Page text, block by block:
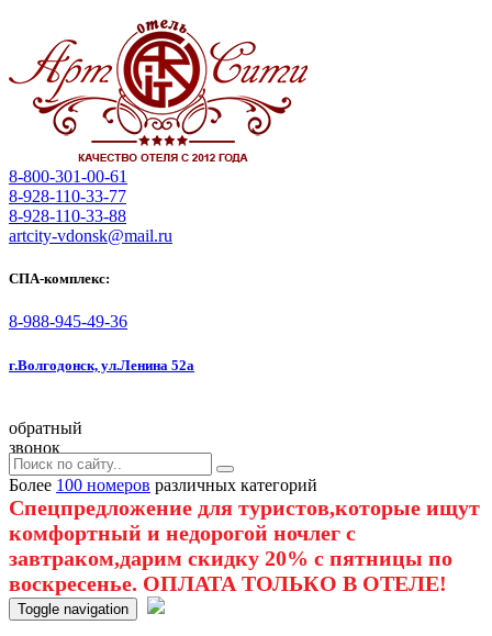
8-800-301-00-61
8-928-110-33-77
8-928-110-33-88
artcity-vdonsk@mail.ru
СПА-комплекс:
8-988-945-49-36
г.Волгодонск, ул.Ленина 52а
обратный
звонок
Более 100 номеров различных категорий
Спецпредложение для туристов,которые ищут
комфортный и недорогой ночлег с
завтраком,дарим скидку 20% с пятницы по
воскресенье. ОПЛАТА ТОЛЬКО В ОТЕЛЕ!
Toggle navigation